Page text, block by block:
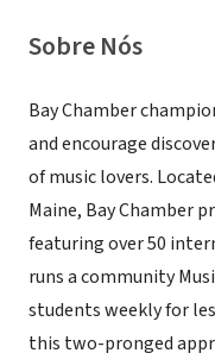
Sobre Nós
Bay Chamber
and encourage
of music lovers.
Maine, Bay Chamber
featuring over 50
runs a community
students weekly for
this two-pronged